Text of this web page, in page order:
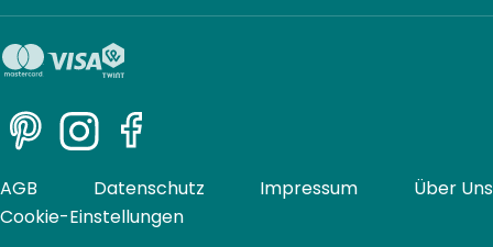
PinterestInstagramFacebook
AGB Datenschutz Impressum
Über Uns
Cookie-Einstellungen